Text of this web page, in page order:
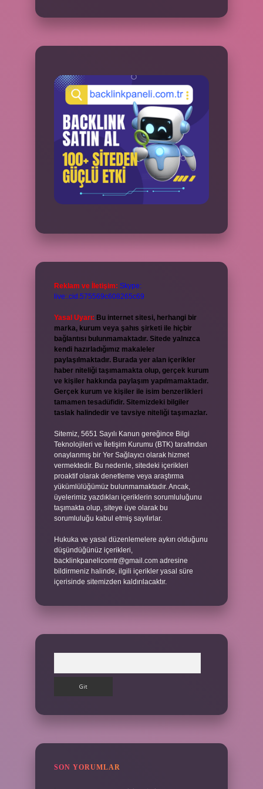
Reklam ve İletişim: Skype:
live:.cid.575569c608265c69
Yasal Uyarı: Bu internet sitesi, herhangi bir
marka, kurum veya şahıs şirketi ile hiçbir
bağlantısı bulunmamaktadır. Sitede yalnızca
kendi hazırladığımız makaleler
paylaşılmaktadır. Burada yer alan içerikler
haber niteliği taşımamakta olup, gerçek kurum
ve kişiler hakkında paylaşım yapılmamaktadır.
Gerçek kurum ve kişiler ile isim benzerlikleri
tamamen tesadüfidir. Sitemizdeki bilgiler
taslak halindedir ve tavsiye niteliği taşımazlar.
Sitemiz, 5651 Sayılı Kanun gereğince Bilgi
Teknolojileri ve İletişim Kurumu (BTK) tarafından
onaylanmış bir Yer Sağlayıcı olarak hizmet
vermektedir. Bu nedenle, sitedeki içerikleri
proaktif olarak denetleme veya araştırma
yükümlülüğümüz bulunmamaktadır. Ancak,
üyelerimiz yazdıkları içeriklerin sorumluluğunu
taşımakta olup, siteye üye olarak bu
sorumluluğu kabul etmiş sayılırlar.
Hukuka ve yasal düzenlemelere aykırı olduğunu
düşündüğünüz içerikleri,
backlinkpanelicomtr@gmail.com adresine
bildirmeniz halinde, ilgili içerikler yasal süre
içerisinde sitemizden kaldırılacaktır.
SON YORUMLAR